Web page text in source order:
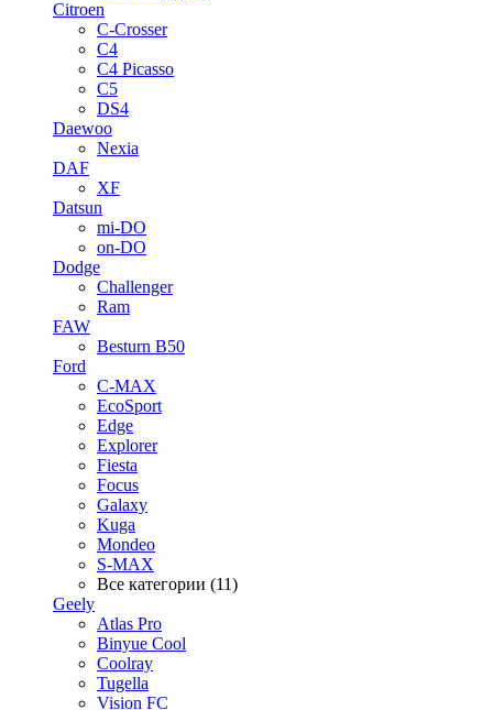
Citroen
C-Crosser
C4
C4 Picasso
C5
DS4
Daewoo
Nexia
DAF
XF
Datsun
mi-DO
on-DO
Dodge
Challenger
Ram
FAW
Besturn B50
Ford
C-MAX
EcoSport
Edge
Explorer
Fiesta
Focus
Galaxy
Kuga
Mondeo
S-MAX
Все категории (11)
Geely
Atlas Pro
Binyue Cool
Coolray
Tugella
Vision FC